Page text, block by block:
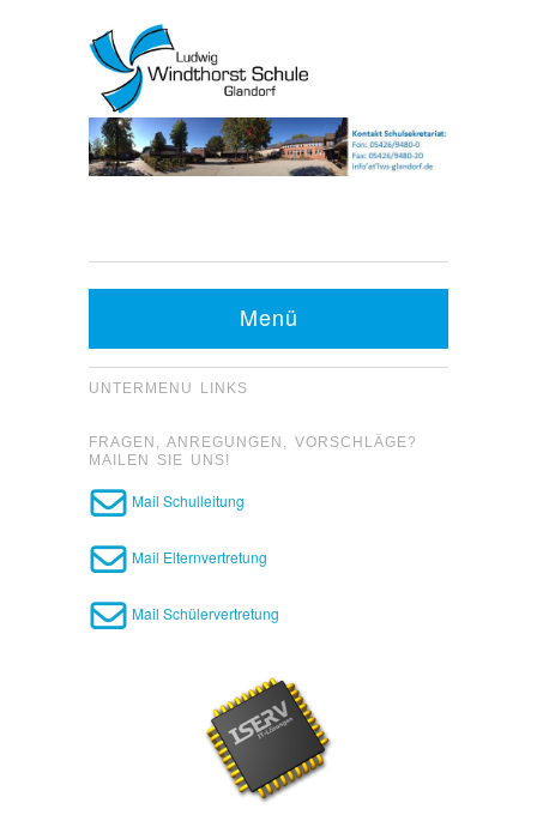
Fax: 05426 9480-20
Menü
UNTERMENU LINKS
FRAGEN, ANREGUNGEN, VORSCHLÄGE?
MAILEN SIE UNS!
Mail Schulleitung
Mail Elternvertretung
Mail Schülervertretung